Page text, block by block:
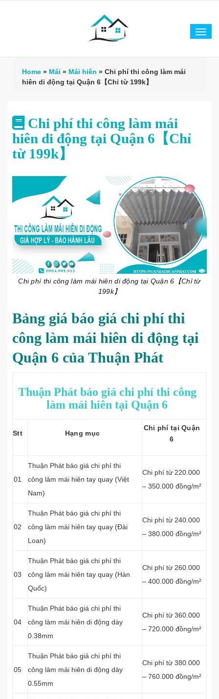
Home » Mái » Mái hiên » Chi phí thi công làm mái
hiên di động tại Quận 6【Chỉ từ 199k】
Chi phí thi công làm mái
hiên di động tại Quận 6【Chỉ
từ 199k】
Chi phí thi công làm mái hiên di động tại Quận 6【Chỉ từ
199k】
Bảng giá báo giá chi phí thi
công làm mái hiên di động tại
Quận 6 của Thuận Phát
Thuận Phát báo giá chi phí thi công
làm mái hiên tại Quận 6
Stt Hạng mục
Chi phí tại Quận
6
01
Thuận Phát báo giá chi phí thi
công làm mái hiên tay quay (Việt
Nam)
Chi phí từ 220.000
– 350.000 đồng/m²
02
Thuận Phát báo giá chi phí thi
công làm mái hiên tay quay (Đài
Loan)
Chi phí từ 240.000
– 380.000 đồng/m²
03
Thuận Phát báo giá chi phí thi
công làm mái hiên tay quay (Hàn
Quốc)
Chi phí từ 260.000
– 400.000 đồng/m²
04
Thuận Phát báo giá chi phí thi
công làm mái hiên di động dày
0.38mm
Chi phí từ 360.000
– 720.000 đồng/m²
05
Thuận Phát báo giá chi phí thi
công làm mái hiên di động dày
0.55mm
Chi phí từ 380.000
– 760.000 đồng/m²